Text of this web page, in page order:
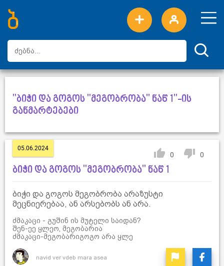
ახალი სიტყვები
ტოპ სიტყვები
დღის ტოპ სიტყვები
ტოპ მომხმარებლები
"ბიჭი და გოგოს "მეგობრობა" ნაწ 1"-ის
განმარტებები
05.06.2024
0 0
ბიჭი და გოგოს "მეგობრობა" ნაწ 1
ბიჭი და გოგოს მეგობრობა არაზუსტი
მეცნიერებაა, ან არსებობს ან არა.
ძმაკაცი - გუშინ ის მუტელი საიდან?
შენ-ეე ყლეო, მეგობარია
ძმაკაცი-მეგობარიგოგო არა ყლე
navid ver vdeb mara asea